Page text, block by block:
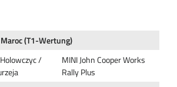
(T1-Wertung)
/
MINI John Cooper Works
Rally Plus